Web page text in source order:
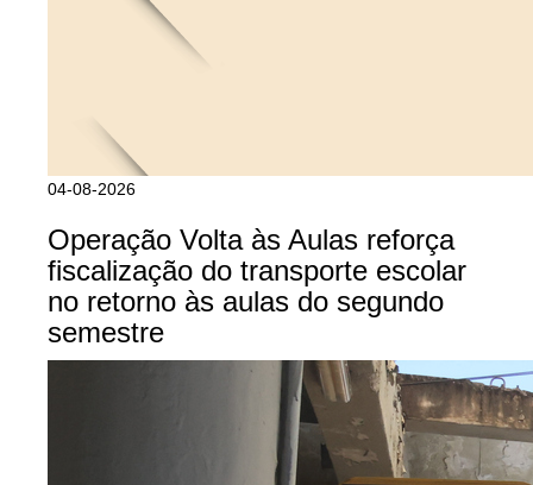
04-08-2026
Operação Volta às Aulas reforça
fiscalização do transporte escolar
no retorno às aulas do segundo
semestre